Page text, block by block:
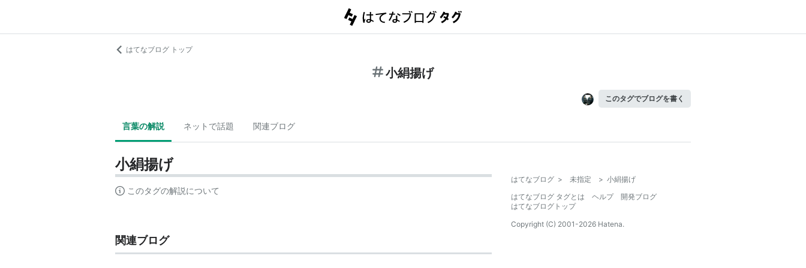
はてなブログ トップ
小絹揚げ
このタグでブログを書く
言葉の解説 ネットで話題 関連ブログ
小絹揚げ
このタグの解説について
関連ブログ
はてなブログ > 未指定 > 小絹揚げ
はてなブログ タグとは
ヘルプ
開発ブログ
はてなブログトップ
Copyright (C) 2001-2026 Hatena.